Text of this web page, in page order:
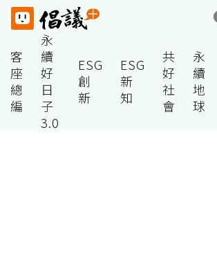
客
座
總
編
永
續
好
日
子
3.0
ESG
創
新
ESG
新
知
共
好
社
會
永
續
地
球